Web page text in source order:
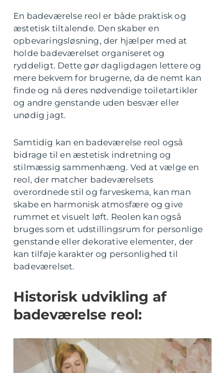
En badeværelse reol er både praktisk og
æstetisk tiltalende. Den skaber en
opbevaringsløsning, der hjælper med at
holde badeværelset organiseret og
ryddeligt. Dette gør dagligdagen lettere og
mere bekvem for brugerne, da de nemt kan
finde og nå deres nødvendige toiletartikler
og andre genstande uden besvær eller
unødig jagt.
Samtidig kan en badeværelse reol også
bidrage til en æstetisk indretning og
stilmæssig sammenhæng. Ved at vælge en
reol, der matcher badeværelsets
overordnede stil og farveskema, kan man
skabe en harmonisk atmosfære og give
rummet et visuelt løft. Reolen kan også
bruges som et udstillingsrum for personlige
genstande eller dekorative elementer, der
kan tilføje karakter og personlighed til
badeværelset.
Historisk udvikling af
badeværelse reol: